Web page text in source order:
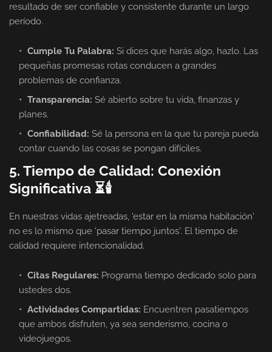
resultado de ser confiable y consistente durante un largo
período.
Cumple Tu Palabra: Si dices que harás algo, hazlo. Las
pequeñas promesas rotas conducen a grandes
problemas de confianza.
Transparencia: Sé abierto sobre tu vida, finanzas y
planes.
Confiabilidad: Sé la persona en la que tu pareja pueda
contar cuando las cosas se pongan difíciles.
5. Tiempo de Calidad: Conexión
Significativa ⏳🕯️
En nuestras vidas ajetreadas, 'estar en la misma habitación'
no es lo mismo que 'pasar tiempo juntos'. El tiempo de
calidad requiere intencionalidad.
Citas Regulares: Programa tiempo dedicado solo para
ustedes dos.
Actividades Compartidas: Encuentren pasatiempos
que ambos disfruten, ya sea senderismo, cocina o
videojuegos.